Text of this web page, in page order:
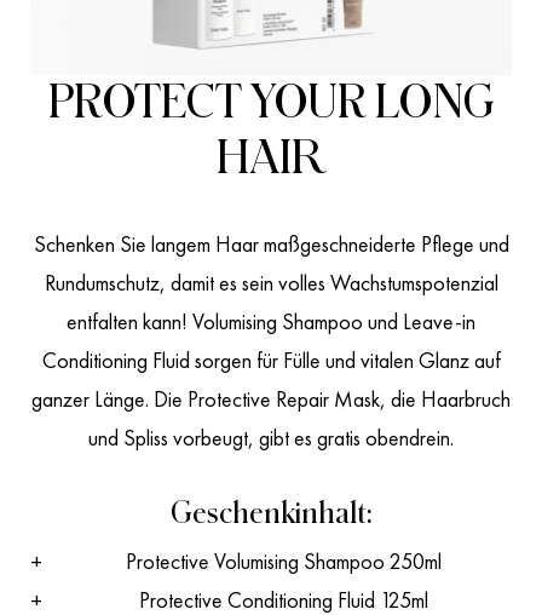
PROTECT YOUR LONG
HAIR
Schenken Sie langem Haar maßgeschneiderte Pflege und
Rundumschutz, damit es sein volles Wachstumspotenzial
entfalten kann! Volumising Shampoo und Leave-in
Conditioning Fluid sorgen für Fülle und vitalen Glanz auf
ganzer Länge. Die Protective Repair Mask, die Haarbruch
und Spliss vorbeugt, gibt es gratis obendrein.
Geschenkinhalt:
Protective Volumising Shampoo 250ml
Protective Conditioning Fluid 125ml